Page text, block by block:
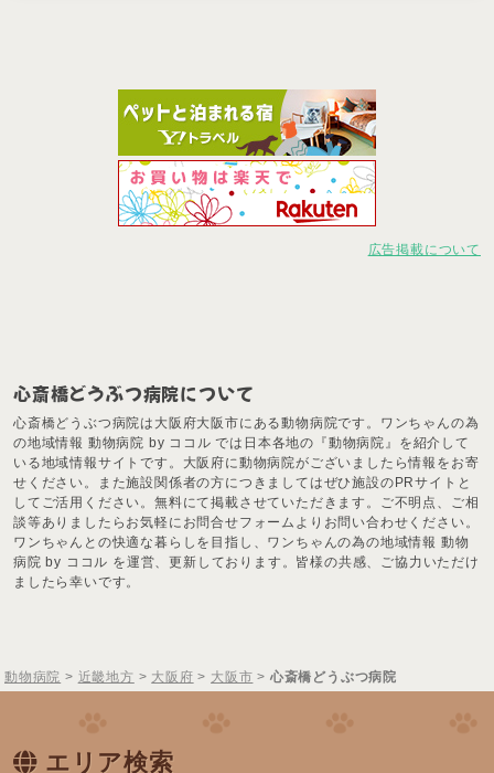
広告掲載について
心斎橋どうぶつ病院について
心斎橋どうぶつ病院は大阪府大阪市にある動物病院です。ワンちゃんの為
の地域情報 動物病院 by ココル では日本各地の『動物病院』を紹介して
いる地域情報サイトです。大阪府に動物病院がございましたら情報をお寄
せください。また施設関係者の方につきましてはぜひ施設のPRサイトと
してご活用ください。無料にて掲載させていただきます。ご不明点、ご相
談等ありましたらお気軽にお問合せフォームよりお問い合わせください。
ワンちゃんとの快適な暮らしを目指し、ワンちゃんの為の地域情報 動物
病院 by ココル を運営、更新しております。皆様の共感、ご協力いただけ
ましたら幸いです。
動物病院 > 近畿地方 > 大阪府 > 大阪市 > 心斎橋どうぶつ病院
エリア検索